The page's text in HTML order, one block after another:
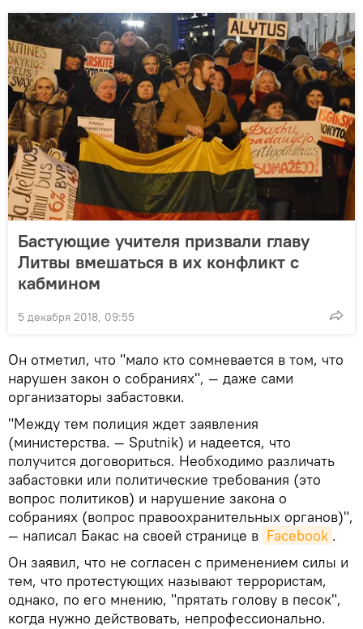
Бастующие учителя призвали главу
Литвы вмешаться в их конфликт с
кабмином
5 декабря 2018, 09:55
Он отметил, что "мало кто сомневается в том, что
нарушен закон о собраниях", — даже сами
организаторы забастовки.
"Между тем полиция ждет заявления
(министерства. — Sputnik) и надеется, что
получится договориться. Необходимо различать
забастовки или политические требования (это
вопрос политиков) и нарушение закона о
собраниях (вопрос правоохранительных органов)",
— написал Бакас на своей странице в Facebook .
Он заявил, что не согласен с применением силы и
тем, что протестующих называют террористам,
однако, по его мнению, "прятать голову в песок",
когда нужно действовать, непрофессионально.